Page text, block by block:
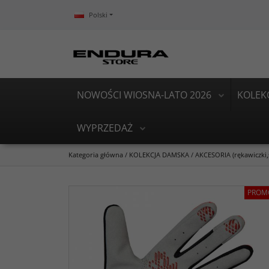
Polski
NOWOŚCI WIOSNA-LATO 2026
WYPRZEDAŻ
Kategoria główna / KOLEKCJA DAMSKA / AKCESORIA